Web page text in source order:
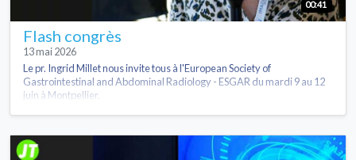
00:41
Flash congrès
13 mai 2026
Le pr. Ingrid Millet nous invite tous à l'European Society of
Gastrointestinal and Abdominal Radiology - ESGAR du mardi 9 au 12
juin à Montpellier.